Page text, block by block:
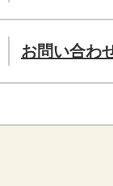
お問い合わ